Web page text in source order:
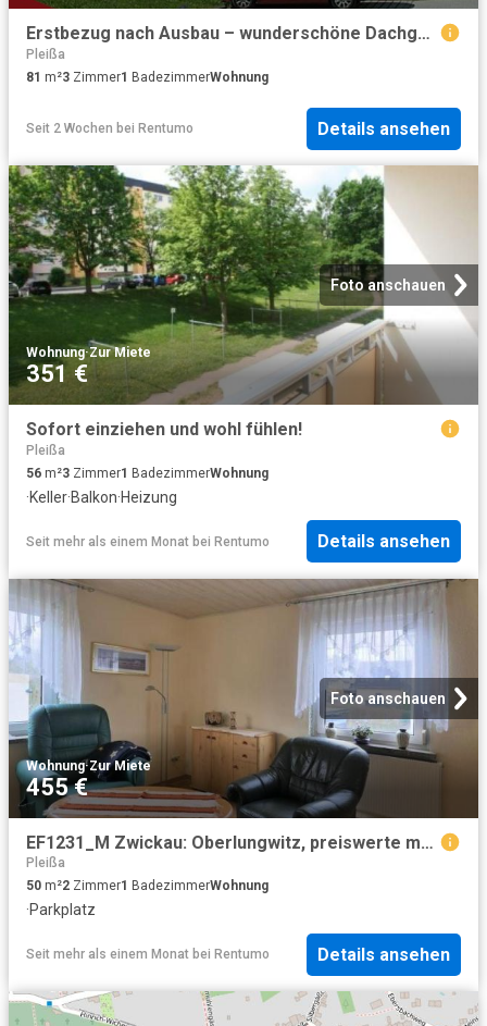
Erstbezug nach Ausbau – wunderschöne Dachgeschosswohnung für die ganze Familie
Pleißa
81 m²3 Zimmer1 BadezimmerWohnung
Seit 2 Wochen bei Rentumo Details ansehen
Foto anschauen
Wohnung·Zur Miete
351 €
Sofort einziehen und wohl fühlen!
Pleißa
56 m²3 Zimmer1 BadezimmerWohnung
·Keller·Balkon·Heizung
Seit mehr als einem Monat bei Rentumo Details ansehen
Foto anschauen
Wohnung·Zur Miete
455 €
EF1231_M Zwickau: Oberlungwitz, preiswerte möblierte Wohnung mit PKW Stellplatz, Dusche, Waschmaschine
Pleißa
50 m²2 Zimmer1 BadezimmerWohnung
·Parkplatz
Seit mehr als einem Monat bei Rentumo Details ansehen